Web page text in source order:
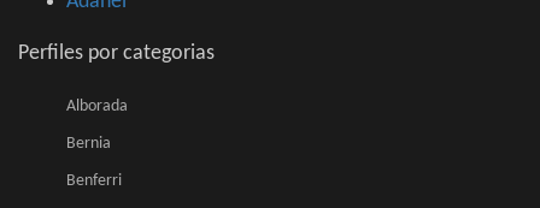
Perfiles por categorias
Alborada
Bernia
Benferri